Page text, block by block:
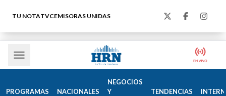
TU NOTATVCEMISORAS UNIDAS
PROGRAMAS NACIONALES
NEGOCIOS
Y
TENDENCIAS